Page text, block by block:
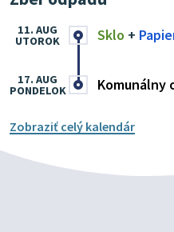
Sklo +
11. AUG
UTOROK
Komunálny
17. AUG
PONDELOK
Zobraziť celý kalendár